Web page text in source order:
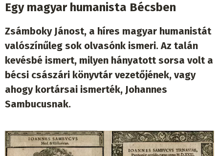
Egy magyar humanista Bécsben
Zsámboky Jánost, a híres magyar humanistát
valószínűleg sok olvasónk ismeri. Az talán
kevésbé ismert, milyen hányatott sorsa volt a
bécsi császári könyvtár vezetőjének, vagy
ahogy kortársai ismerték, Johannes
Sambucusnak.